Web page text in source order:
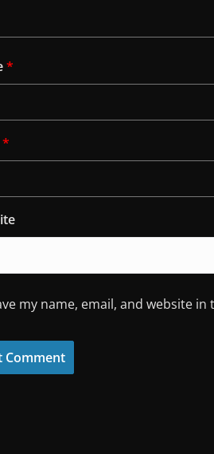
*
*
my name, email, and website